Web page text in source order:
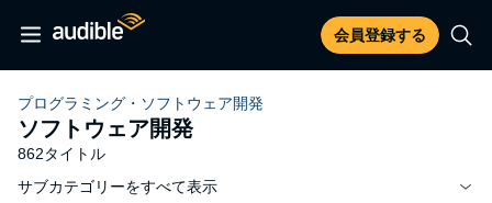
会員登録する
プログラミング・ソフトウェア開発
ソフトウェア開発
862タイトル
サブカテゴリーをすべて表示